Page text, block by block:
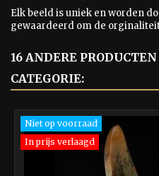
Elk beeld is uniek en worden
gewaardeerd om de
16 ANDERE
CATEGORIE:
Niet op voorraad
In prijs verlaagd